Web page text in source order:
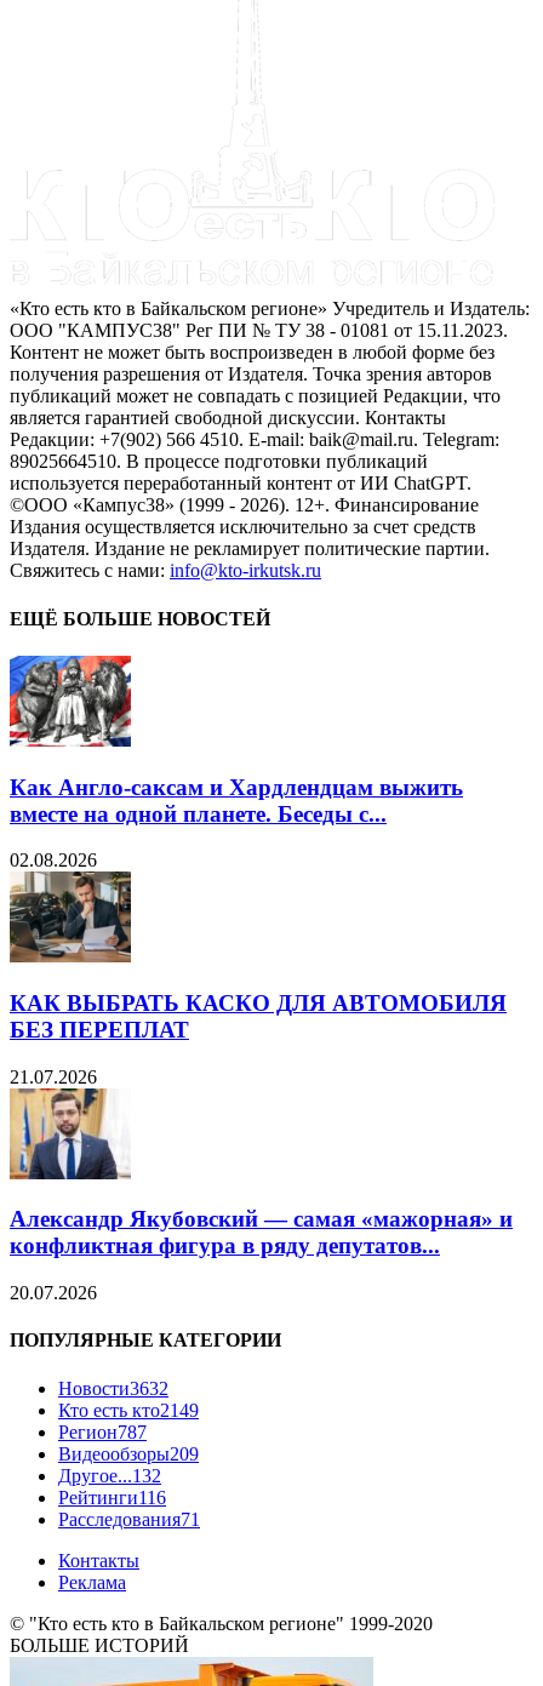
«Кто есть кто в Байкальском регионе» Учредитель и Издатель:
ООО "КАМПУС38" Рег ПИ № ТУ 38 - 01081 от 15.11.2023.
Контент не может быть воспроизведен в любой форме без
получения разрешения от Издателя. Точка зрения авторов
публикаций может не совпадать с позицией Редакции, что
является гарантией свободной дискуссии. Контакты
Редакции: +7(902) 566 4510. E-mail: baik@mail.ru. Telegram:
89025664510. В процессе подготовки публикаций
используется переработанный контент от ИИ ChatGPT.
©ООО «Кампус38» (1999 - 2026). 12+. Финансирование
Издания осуществляется исключительно за счет средств
Издателя. Издание не рекламирует политические партии.
Свяжитесь с нами: info@kto-irkutsk.ru
ЕЩЁ БОЛЬШЕ НОВОСТЕЙ
Как Англо-саксам и Хардлендцам выжить
вместе на одной планете. Беседы с...
02.08.2026
КАК ВЫБРАТЬ КАСКО ДЛЯ АВТОМОБИЛЯ
БЕЗ ПЕРЕПЛАТ
21.07.2026
Александр Якубовский — самая «мажорная» и
конфликтная фигура в ряду депутатов...
20.07.2026
ПОПУЛЯРНЫЕ КАТЕГОРИИ
Новости3632
Кто есть кто2149
Регион787
Видеообзоры209
Другое...132
Рейтинги116
Расследования71
Контакты
Реклама
© "Кто есть кто в Байкальском регионе" 1999-2020
БОЛЬШЕ ИСТОРИЙ